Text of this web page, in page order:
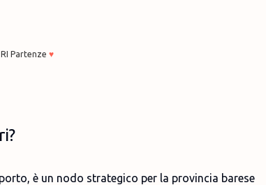
Partenze ♥
è un nodo strategico per la provincia barese